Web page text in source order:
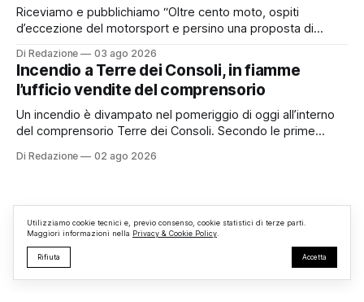
Riceviamo e pubblichiamo “Oltre cento moto, ospiti
d’eccezione del motorsport e persino una proposta di
organizzato da TBM a Monterosi, un evento che ha
superato le aspettative degli organizzatori richiamando
appassionati delle due ruote da tutto il Lazio e dalle regioni
limitrofe. Per
Di Redazione 03 ago 2026
Incendio a Terre dei Consoli, in fiamme
l’ufficio vendite del comprensorio
Un incendio è divampato nel pomeriggio di oggi all’interno
del comprensorio Terre dei Consoli. Secondo le prime
struttura adibita a ufficio vendite. Sul posto sono intervenuti
Di Redazione 02 ago 2026
Utilizziamo cookie tecnici e, previo consenso, cookie statistici di terze parti.
Maggiori informazioni nella Privacy & Cookie Policy
Rifiuta Accetta